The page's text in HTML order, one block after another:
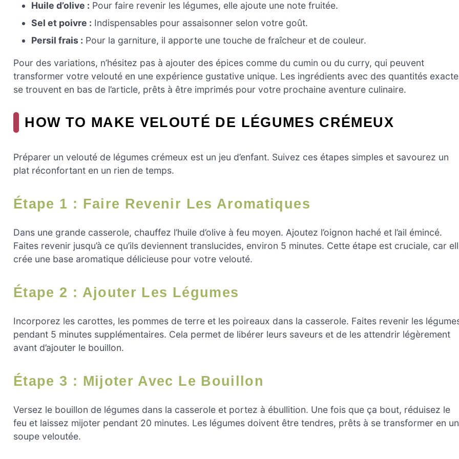
Huile d’olive : Pour faire revenir les légumes, elle ajoute une note fruitée.
Sel et poivre : Indispensables pour assaisonner selon votre goût.
Persil frais : Pour la garniture, il apporte une touche de fraîcheur et de couleur.
Pour des variations, n’hésitez pas à ajouter des épices comme du cumin ou du curry, qui peuvent
transformer votre velouté en une expérience gustative unique. Les ingrédients avec des quantités
se trouvent en bas de l’article, prêts à être imprimés pour votre prochaine aventure culinaire.
HOW TO MAKE VELOUTÉ DE LÉGUMES CRÉMEUX
Préparer un velouté de légumes crémeux est un jeu d’enfant. Suivez ces étapes simples et savourez un
plat réconfortant en un rien de temps.
Étape 1 : Faire Revenir Les Aromatiques
Dans une grande casserole, chauffez l’huile d’olive à feu moyen. Ajoutez l’oignon haché et l’ail émincé.
Faites revenir jusqu’à ce qu’ils deviennent translucides, environ 5 minutes. Cette étape est cruciale, car
crée une base aromatique délicieuse pour votre velouté.
Étape 2 : Ajouter Les Légumes
Incorporez les carottes, les pommes de terre et les poireaux dans la casserole. Faites revenir les
pendant 5 minutes supplémentaires. Cela permet de libérer leurs saveurs et de les attendrir légèrement
avant d’ajouter le bouillon.
Étape 3 : Mijoter Avec Le Bouillon
Versez le bouillon de légumes dans la casserole et portez à ébullition. Une fois que ça bout, réduisez le
feu et laissez mijoter pendant 20 minutes. Les légumes doivent être tendres, prêts à se transformer en
soupe veloutée.